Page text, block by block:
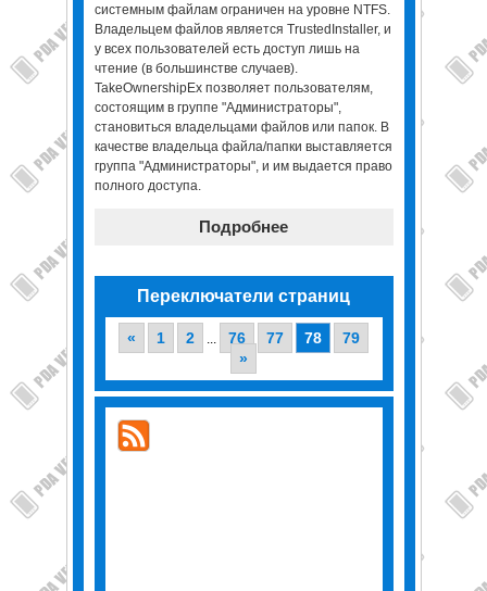
системным файлам ограничен на уровне NTFS.
Владельцем файлов является TrustedInstaller, и
у всех пользователей есть доступ лишь на
чтение (в большинстве случаев).
TakeOwnershipEx позволяет пользователям,
состоящим в группе "Администраторы",
становиться владельцами файлов или папок. В
качестве владельца файла/папки выставляется
группа "Администраторы", и им выдается право
полного доступа.
Подробнее
Переключатели страниц
« 1 2 ... 76 77 78
79
»